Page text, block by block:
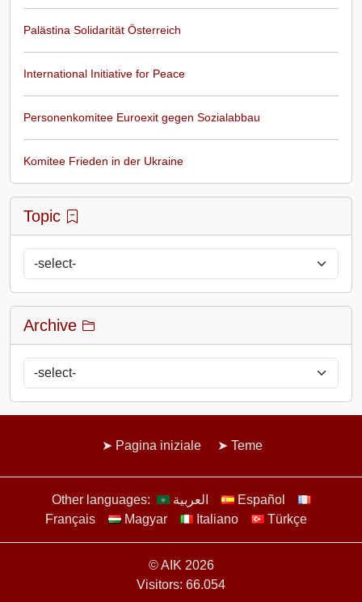
Palästina Solidarität Österreich
International Initiative for Peace
Personenkomitee Euroexit gegen Sozialabbau
Komitee Frieden in der Ukraine
Topic
Archive
Pagina iniziale Teme
Other languages: العربية
Español
Français
Magyar Italiano Türkçe
© AIK 2026
Visitors: 66.054